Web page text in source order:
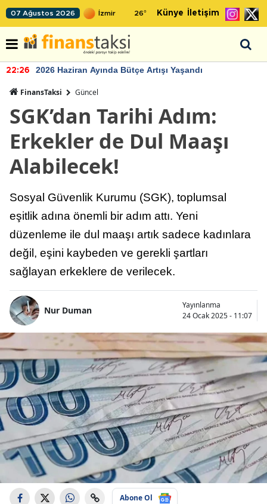
07 Ağustos 2026 26° Künye İletişim
22:26 2026 Haziran Ayında Bütçe Artışı Yaşandı
FinansTaksi Güncel
SGK’dan Tarihi Adım:
Erkekler de Dul Maaşı
Alabilecek!
Sosyal Güvenlik Kurumu (SGK), toplumsal
eşitlik adına önemli bir adım attı. Yeni
düzenleme ile dul maaşı artık sadece kadınlara
değil, eşini kaybeden ve gerekli şartları
sağlayan erkeklere de verilecek.
Nur Duman
Yayınlanma
24 Ocak 2025 - 11:07
Abone Ol